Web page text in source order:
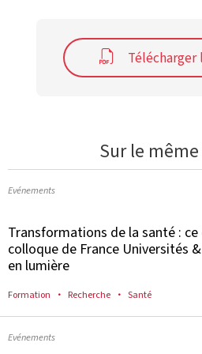
Sur le
Evénements
Transformations de la santé : ce
colloque de France Universités
en lumière
Formation Recherche Santé
Evénements